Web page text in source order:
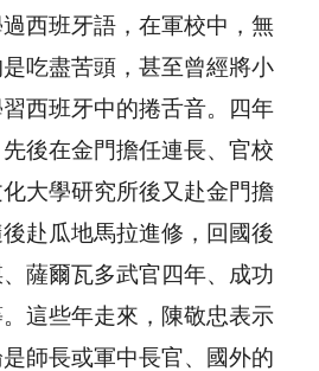
西班牙語，在軍校中，無
吃盡苦頭，甚至曾經將小
西班牙中的捲舌音。四年
後在金門擔任連長、官校
大學研究所後又赴金門擔
赴瓜地馬拉進修，回國後
薩爾瓦多武官四年、成功
這些年走來，陳敬忠表示
師長或軍中長官、國外的